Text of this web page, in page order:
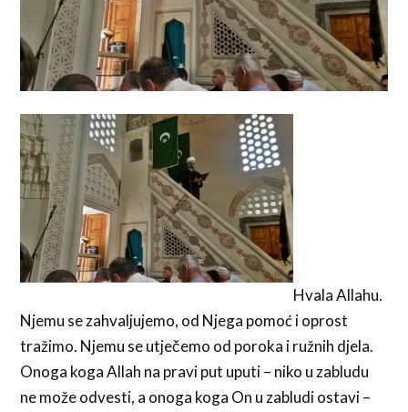
Hvala Allahu.
Njemu se zahvaljujemo, od Njega pomoć i oprost
tražimo. Njemu se utječemo od poroka i ružnih djela.
Onoga koga Allah na pravi put uputi – niko u zabludu
ne može odvesti, a onoga koga On u zabludi ostavi –